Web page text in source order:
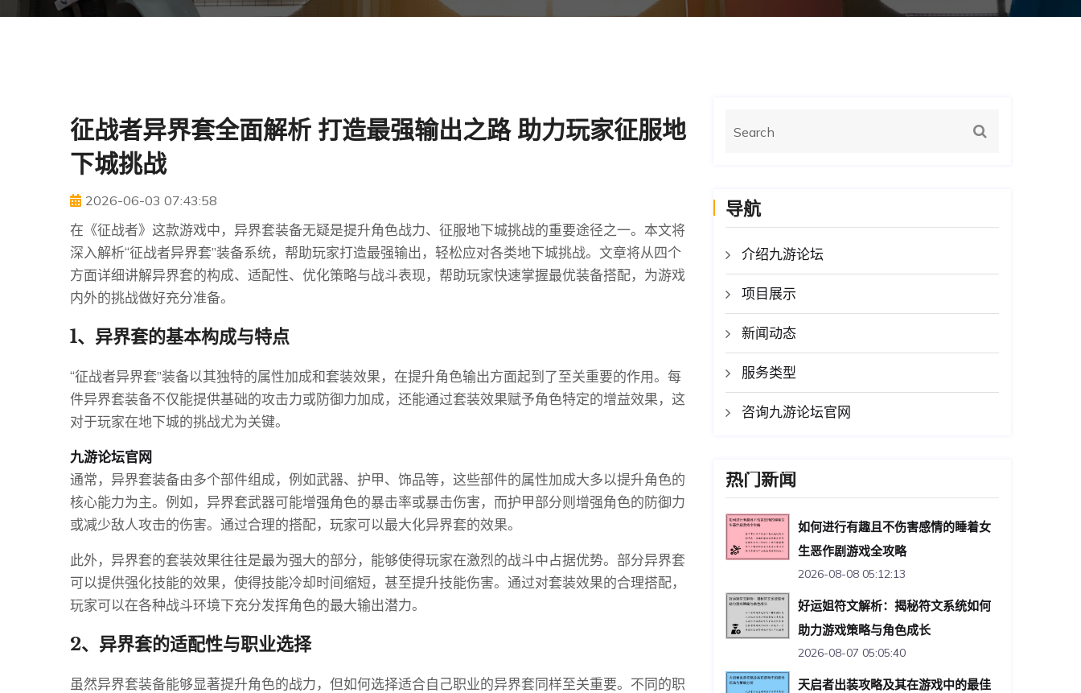
征战者异界套全面解析 打造最强输出之路 助力玩家征服地
下城挑战
2026-06-03 07:43:58
在《征战者》这款游戏中，异界套装备无疑是提升角色战力、征服地下城挑战的重要途径之一。本文将
深入解析“征战者异界套”装备系统，帮助玩家打造最强输出，轻松应对各类地下城挑战。文章将从四个
方面详细讲解异界套的构成、适配性、优化策略与战斗表现，帮助玩家快速掌握最优装备搭配，为游戏
内外的挑战做好充分准备。
1、异界套的基本构成与特点
“征战者异界套”装备以其独特的属性加成和套装效果，在提升角色输出方面起到了至关重要的作用。每
件异界套装备不仅能提供基础的攻击力或防御力加成，还能通过套装效果赋予角色特定的增益效果，这
对于玩家在地下城的挑战尤为关键。
九游论坛官网
通常，异界套装备由多个部件组成，例如武器、护甲、饰品等，这些部件的属性加成大多以提升角色的
核心能力为主。例如，异界套武器可能增强角色的暴击率或暴击伤害，而护甲部分则增强角色的防御力
或减少敌人攻击的伤害。通过合理的搭配，玩家可以最大化异界套的效果。
此外，异界套的套装效果往往是最为强大的部分，能够使得玩家在激烈的战斗中占据优势。部分异界套
可以提供强化技能的效果，使得技能冷却时间缩短，甚至提升技能伤害。通过对套装效果的合理搭配，
玩家可以在各种战斗环境下充分发挥角色的最大输出潜力。
2、异界套的适配性与职业选择
虽然异界套装备能够显著提升角色的战力，但如何选择适合自己职业的异界套同样至关重要。不同的职
导航
介绍九游论坛
项目展示
新闻动态
服务类型
咨询九游论坛官网
热门新闻
如何进行有趣且不伤害感情的睡着女
生恶作剧游戏全攻略
2026-08-08 05:12:13
好运姐符文解析：揭秘符文系统如何
助力游戏策略与角色成长
2026-08-07 05:05:40
天启者出装攻略及其在游戏中的最佳